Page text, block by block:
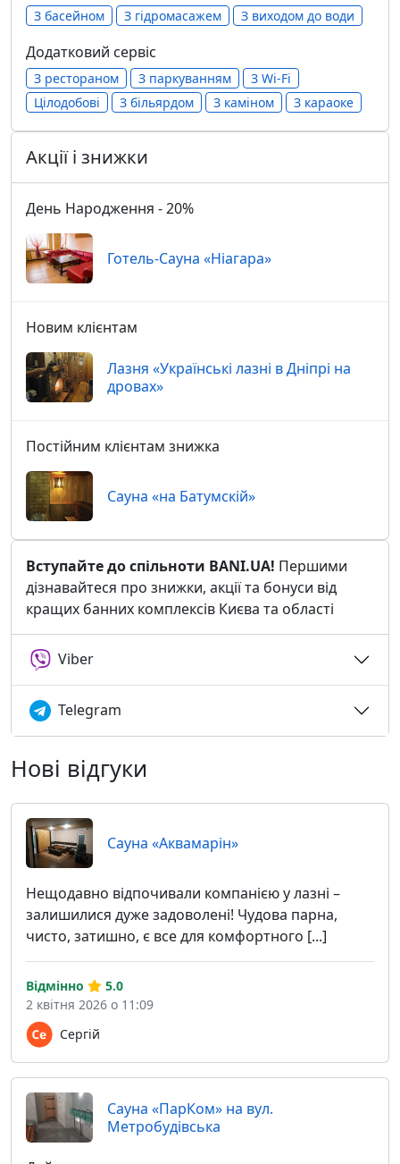
З басейном З гідромасажем З виходом до води
Додатковий сервіс
З рестораном З паркуванням
З Wi-Fi
Цілодобові
З більярдом З каміном З караоке
Акції і знижки
День Народження - 20%
Готель-Сауна «Ніагара»
Новим клієнтам
Лазня «Українські лазні в Дніпрі на
дровах»
Постійним клієнтам знижка
Сауна «на Батумскій»
Вступайте до спільноти BANI.UA! Першими
дізнавайтеся про знижки, акції та бонуси від
кращих банних комплексів Києва та області
Viber
Telegram
Нові відгуки
Сауна «Аквамарін»
Нещодавно відпочивали компанією у лазні –
залишилися дуже задоволені! Чудова парна,
чисто, затишно, є все для комфортного [...]
Сергій
Відмінно
5.0
2 квітня 2026 о 11:09
Сауна «ПарКом» на вул.
Метробудівська